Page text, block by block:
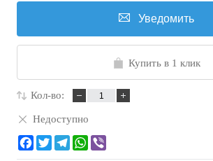
Уведомить
Купить в 1 клик
Кол-во:
Недоступно